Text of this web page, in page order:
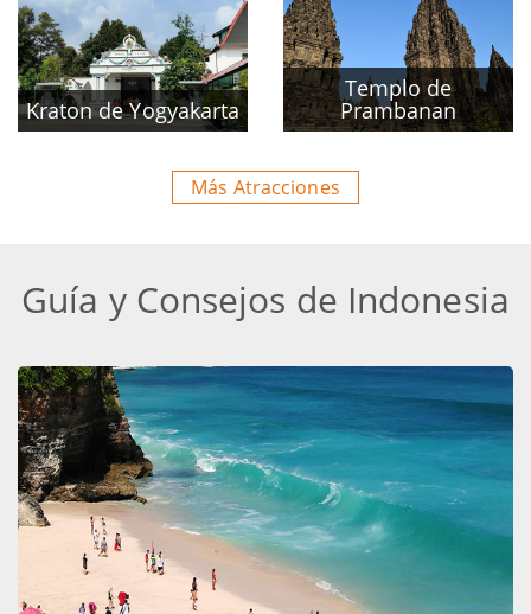
Kraton de Yogyakarta
Templo de
Prambanan
Más Atracciones
Guía y Consejos de Indonesia